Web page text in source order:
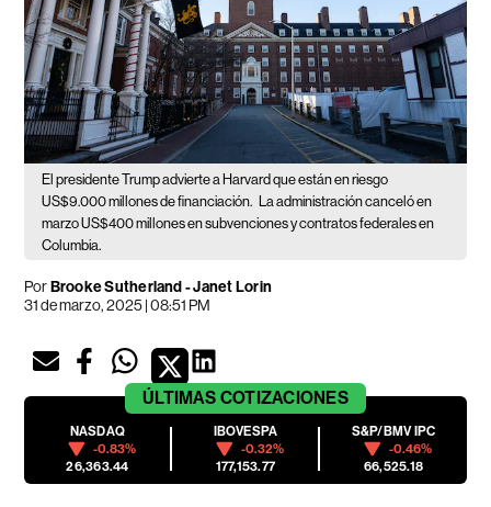
El presidente Trump advierte a Harvard que están en riesgo
US$9.000 millones de financiación. La administración canceló en
marzo US$400 millones en subvenciones y contratos federales en
Columbia.
PorBrooke Sutherland - Janet Lorin
31 de marzo, 2025 | 08:51 PM
ÚLTIMAS COTIZACIONES
NASDAQ
-0.83%
26,363.44
IBOVESPA
-0.32%
177,153.77
S&P/BMV IPC
-0.46%
66,525.18